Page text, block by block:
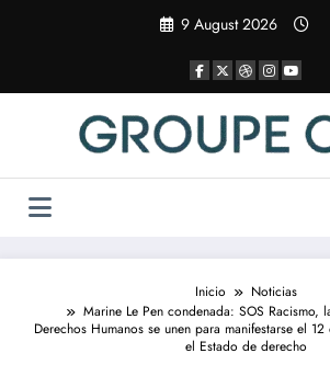
9 August 2026
Inicio
Noticias
Marine Le Pen condenada: SOS Racismo,
Derechos Humanos se unen para manifestarse el
el Estado de derecho